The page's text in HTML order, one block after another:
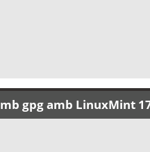
gpg amb LinuxMint